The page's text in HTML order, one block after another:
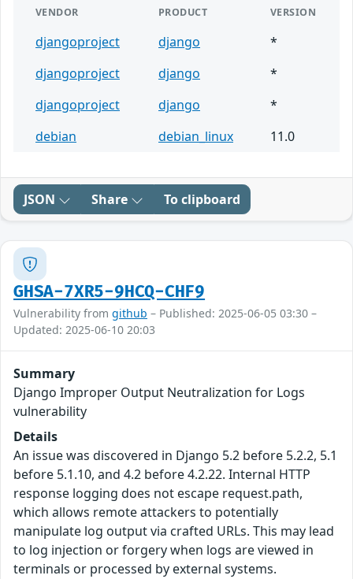
VENDOR PRODUCT VERSION
djangoproject django
*
djangoproject
django
*
djangoproject
django
*
debian
debian_linux 11.0
JSON Share To clipboard
GHSA-7XR5-9HCQ-CHF9
Vulnerability from github – Published: 2025-06-05 03:30 –
Updated: 2025-06-10 20:03
Summary
Django Improper Output Neutralization for Logs
vulnerability
Details
An issue was discovered in Django 5.2 before 5.2.2, 5.1
before 5.1.10, and 4.2 before 4.2.22. Internal HTTP
response logging does not escape request.path,
which allows remote attackers to potentially
manipulate log output via crafted URLs. This may lead
to log injection or forgery when logs are viewed in
terminals or processed by external systems.